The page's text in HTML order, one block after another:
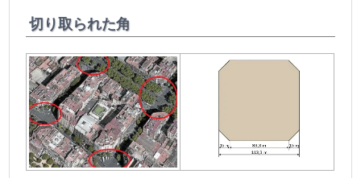
切り取られた角